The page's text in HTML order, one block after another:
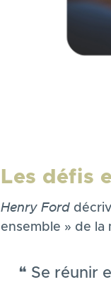
Les défis
Henry Ford
ensemble » de la
Se réunir